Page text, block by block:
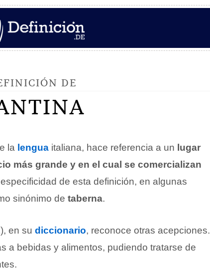
DE
la lengua italiana, hace referencia a un lugar
más grande y en el cual se comercializan
de esta definición, en algunas
sinónimo de taberna.
), en su diccionario, reconoce otras acepciones.
a bebidas y alimentos, pudiendo tratarse de